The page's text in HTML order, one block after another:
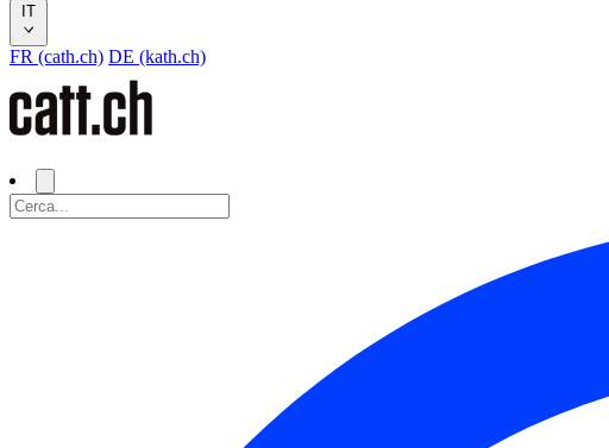
IT
FR (cath.ch) DE (kath.ch)